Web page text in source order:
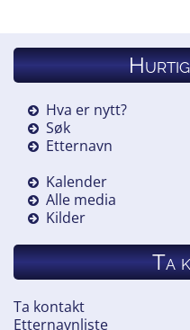
Hva er nytt?
Søk
Etternavn
Kalender
Alle media
Kilder
Ta
Ta kontakt
Etternavnliste